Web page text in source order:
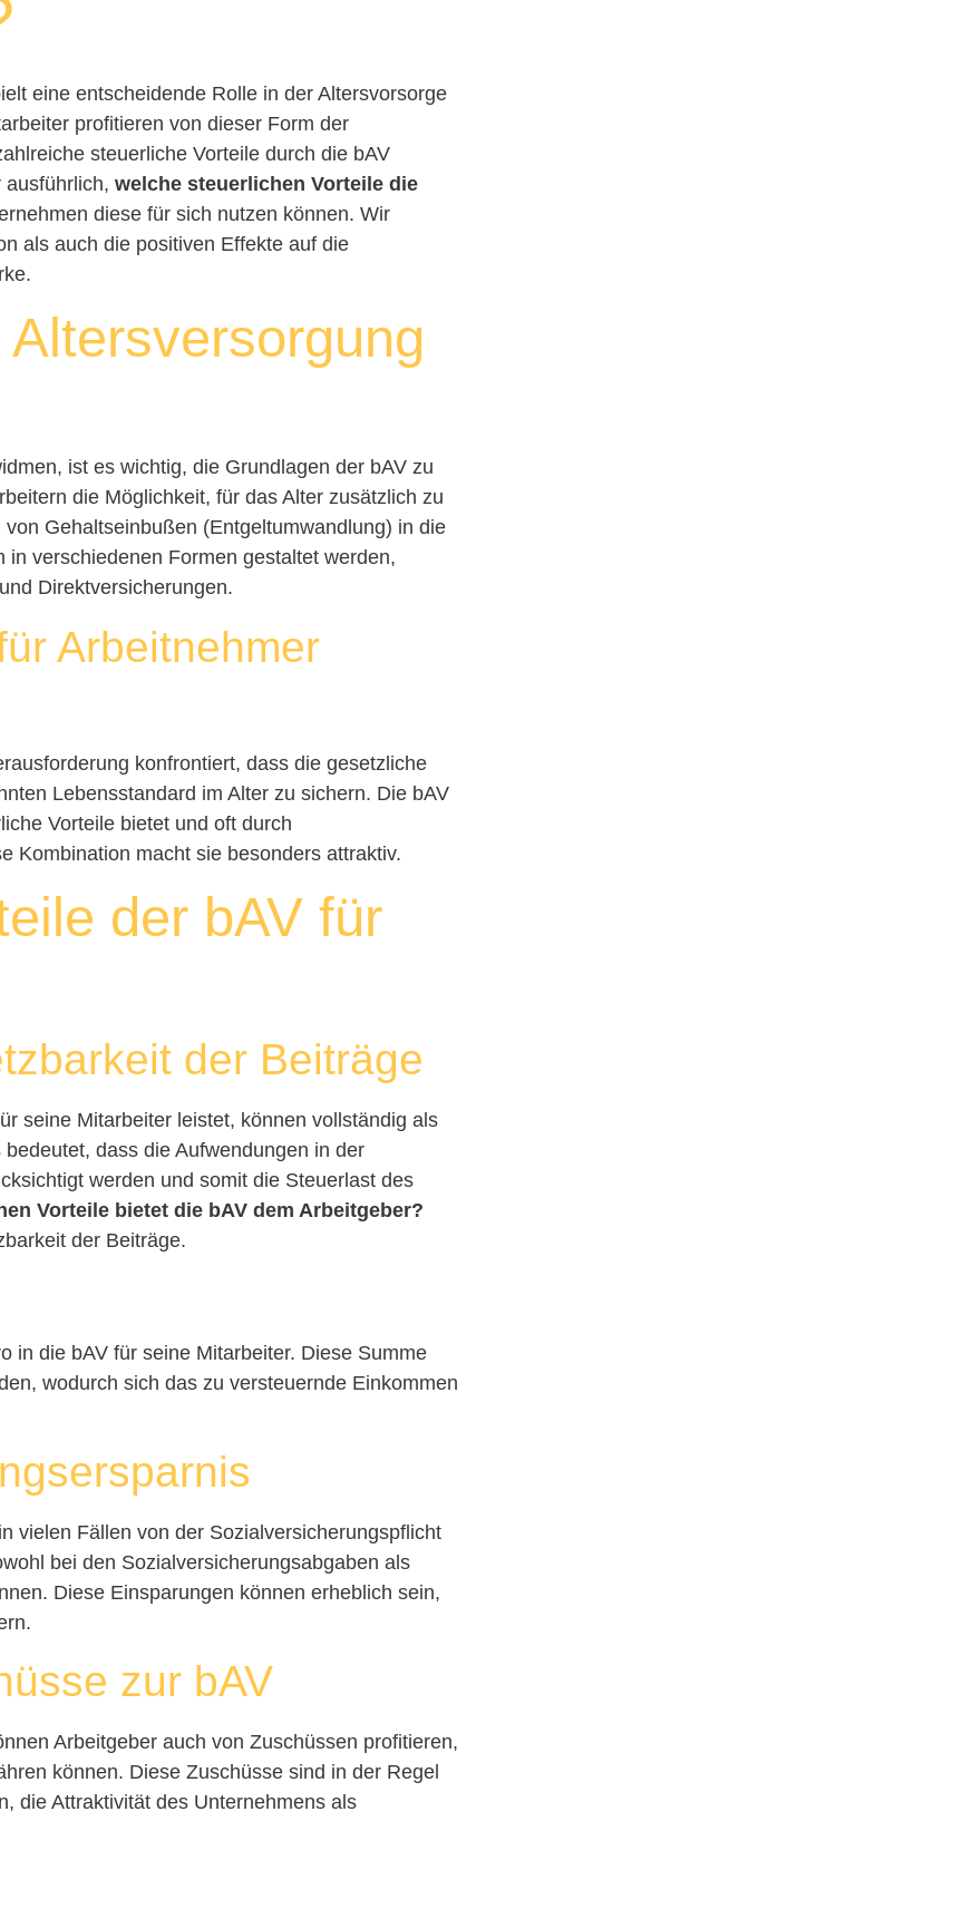
eine entscheidende Rolle in der Altersvorsorge
profitieren von dieser Form der
steuerliche Vorteile durch die bAV
ausführlich,welche steuerlichen Vorteile die
diese für sich nutzen können. Wir
als auch die positiven Effekte auf die
ist es wichtig, die Grundlagen der bAV zu
die Möglichkeit, für das Alter zusätzlich zu
Gehaltseinbußen (Entgeltumwandlung) in die
verschiedenen Formen gestaltet werden,
Direktversicherungen.
Arbeitnehmer
konfrontiert, dass die gesetzliche
Lebensstandard im Alter zu sichern. Die bAV
Vorteile bietet und oft durch
Kombination macht sie besonders attraktiv.
der bAV für
der Beiträge
seine Mitarbeiter leistet, können vollständig als
dass die Aufwendungen in der
werden und somit die Steuerlast des
Vorteile bietet die bAV dem Arbeitgeber?
der Beiträge.
in die bAV für seine Mitarbeiter. Diese Summe
wodurch sich das zu versteuernde Einkommen
vielen Fällen von der Sozialversicherungspflicht
bei den Sozialversicherungsabgaben als
Diese Einsparungen können erheblich sein,
zur bAV
Arbeitgeber auch von Zuschüssen profitieren,
können. Diese Zuschüsse sind in der Regel
die Attraktivität des Unternehmens als